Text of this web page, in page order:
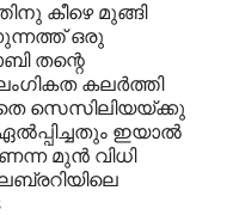
കീഴെ മുങ്ങി
ഒരു
തന്റെ
കലർത്തി
സെസിലിയയ്ക്കു
ഇയാ‍ൽ
മുൻ വിധി